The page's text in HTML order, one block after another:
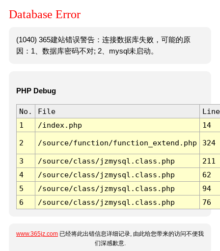
Database Error
(1040) 365建站错误警告：连接数据库失败，可能的原
因：1、数据库密码不对; 2、mysql未启动。
PHP Debug
No. File
Line
1
/index.php 14
2 /source/function/function_extend.php 324
3 /source/class/jzmysql.class.php
211
4
/source/class/jzmysql.class.php
62
5
/source/class/jzmysql.class.php
94
6
/source/class/jzmysql.class.php 76
www.365jz.com 已经将此出错信息详细记录, 由此给您带来的访问不便我
们深感歉意.